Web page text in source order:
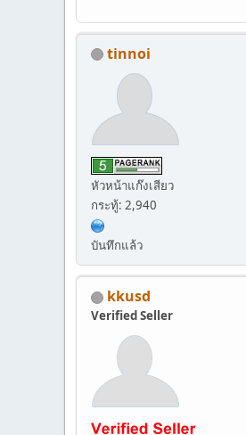
tinnoi
หัวหน้าแก๊งเสียว
กระทู้: 2,940
บันทึกแล้ว
kkusd
Verified Seller